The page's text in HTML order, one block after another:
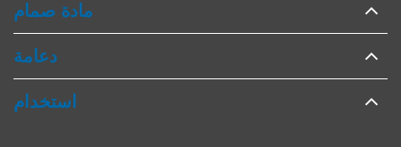
مادة صمام
دعامة
استخدام